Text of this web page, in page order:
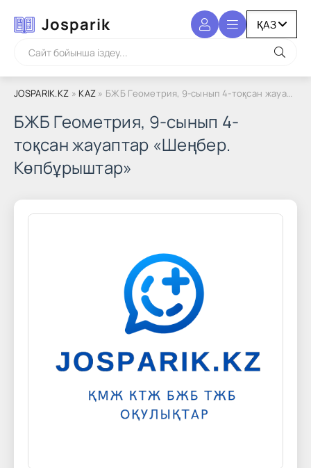
Josparik
JOSPARIK.KZ » KAZ » БЖБ Геометрия, 9-сынып 4-тоқсан жауаптар «Шеңбер. Көпбұрыштар»
БЖБ Геометрия, 9-сынып 4-
тоқсан жауаптар «Шеңбер.
Көпбұрыштар»